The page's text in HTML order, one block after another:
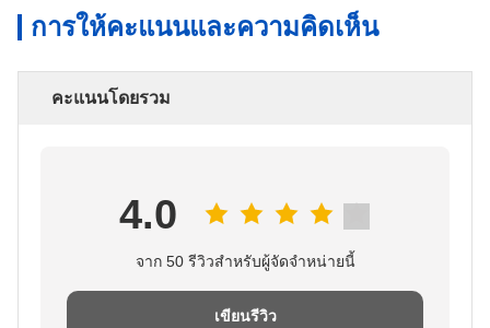
การให้คะแนนและความคิดเห็น
คะแนนโดยรวม
4.0
จาก 50 รีวิวสําหรับผู้จัดจําหน่ายนี้
เขียนรีวิว